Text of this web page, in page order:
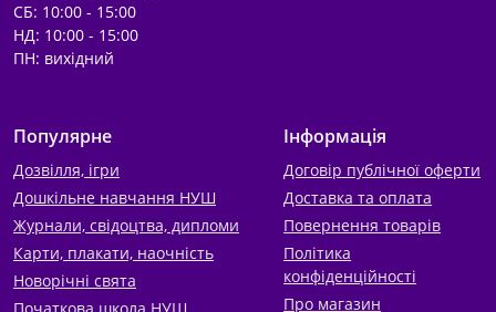
СБ: 10:00 - 15:00
НД: 10:00 - 15:00
ПН: вихідний
Популярне
Дозвілля, ігри
Дошкільне навчання НУШ
Журнали, свідоцтва, дипломи
Карти, плакати, наочність
Новорічні свята
Інформація
Договір публічної оферти
Доставка та оплата
Повернення товарів
Політика
конфіденційності
Про магазин